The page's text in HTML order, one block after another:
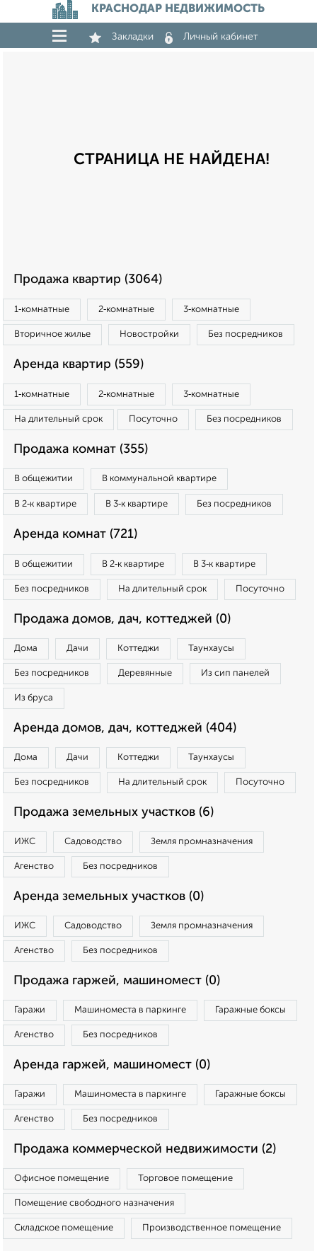
КРАСНОДАР НЕДВИЖИМОСТЬ
Закладки Личный кабинет
СТРАНИЦА НЕ НАЙДЕНА!
Продажа квартир (3064)
1‑комнатные 2‑комнатные 3‑комнатные
Вторичное жилье Новостройки Без посредников
Аренда квартир (559)
1‑комнатные 2‑комнатные 3‑комнатные
На длительный срок Посуточно Без посредников
Продажа комнат (355)
В общежитии В коммунальной квартире
В 2‑к квартире В 3‑к квартире Без посредников
Аренда комнат (721)
В общежитии В 2‑к квартире В 3‑к квартире
Без посредников На длительный срок Посуточно
Продажа домов, дач, коттеджей (0)
Дома Дачи Коттеджи Таунхаусы
Без посредников Деревянные Из сип панелей
Из бруса
Аренда домов, дач, коттеджей (404)
Дома Дачи Коттеджи Таунхаусы
Без посредников На длительный срок Посуточно
Продажа земельных участков (6)
ИЖС Садоводство Земля промназначения
Агенство Без посредников
Аренда земельных участков (0)
ИЖС Садоводство Земля промназначения
Агенство Без посредников
Продажа гаржей, машиномест (0)
Гаражи Машиноместа в паркинге Гаражные боксы
Агенство Без посредников
Аренда гаржей, машиномест (0)
Гаражи Машиноместа в паркинге Гаражные боксы
Агенство Без посредников
Продажа коммерческой недвижимости (2)
Офисное помещение Торговое помещение
Помещение свободного назначения
Складское помещение Производственное помещение